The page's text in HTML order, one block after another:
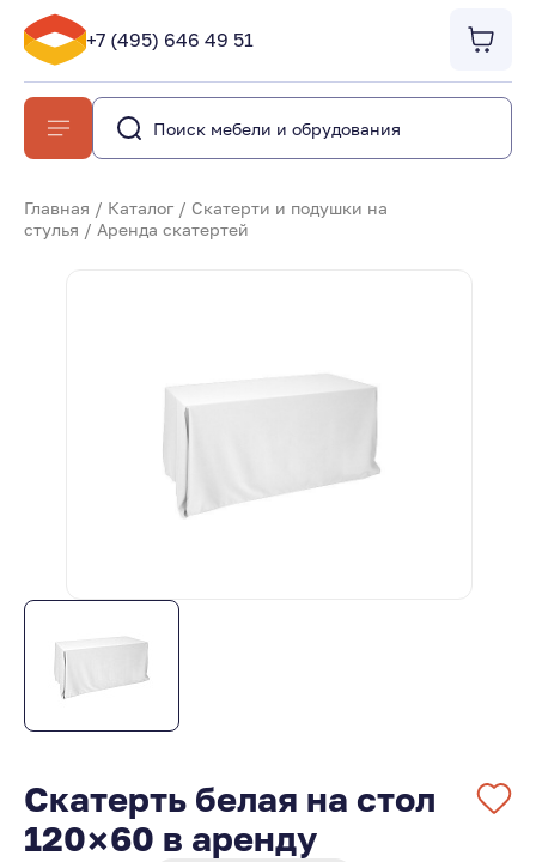
+7 (495) 646 49 51
Главная / Каталог / Скатерти и подушки на
стулья / Аренда скатертей
Скатерть белая на стол
120×60 в аренду